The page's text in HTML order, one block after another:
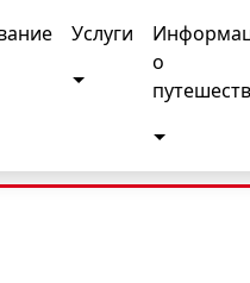
Услуги
Toggle Dropdown
о
Toggle